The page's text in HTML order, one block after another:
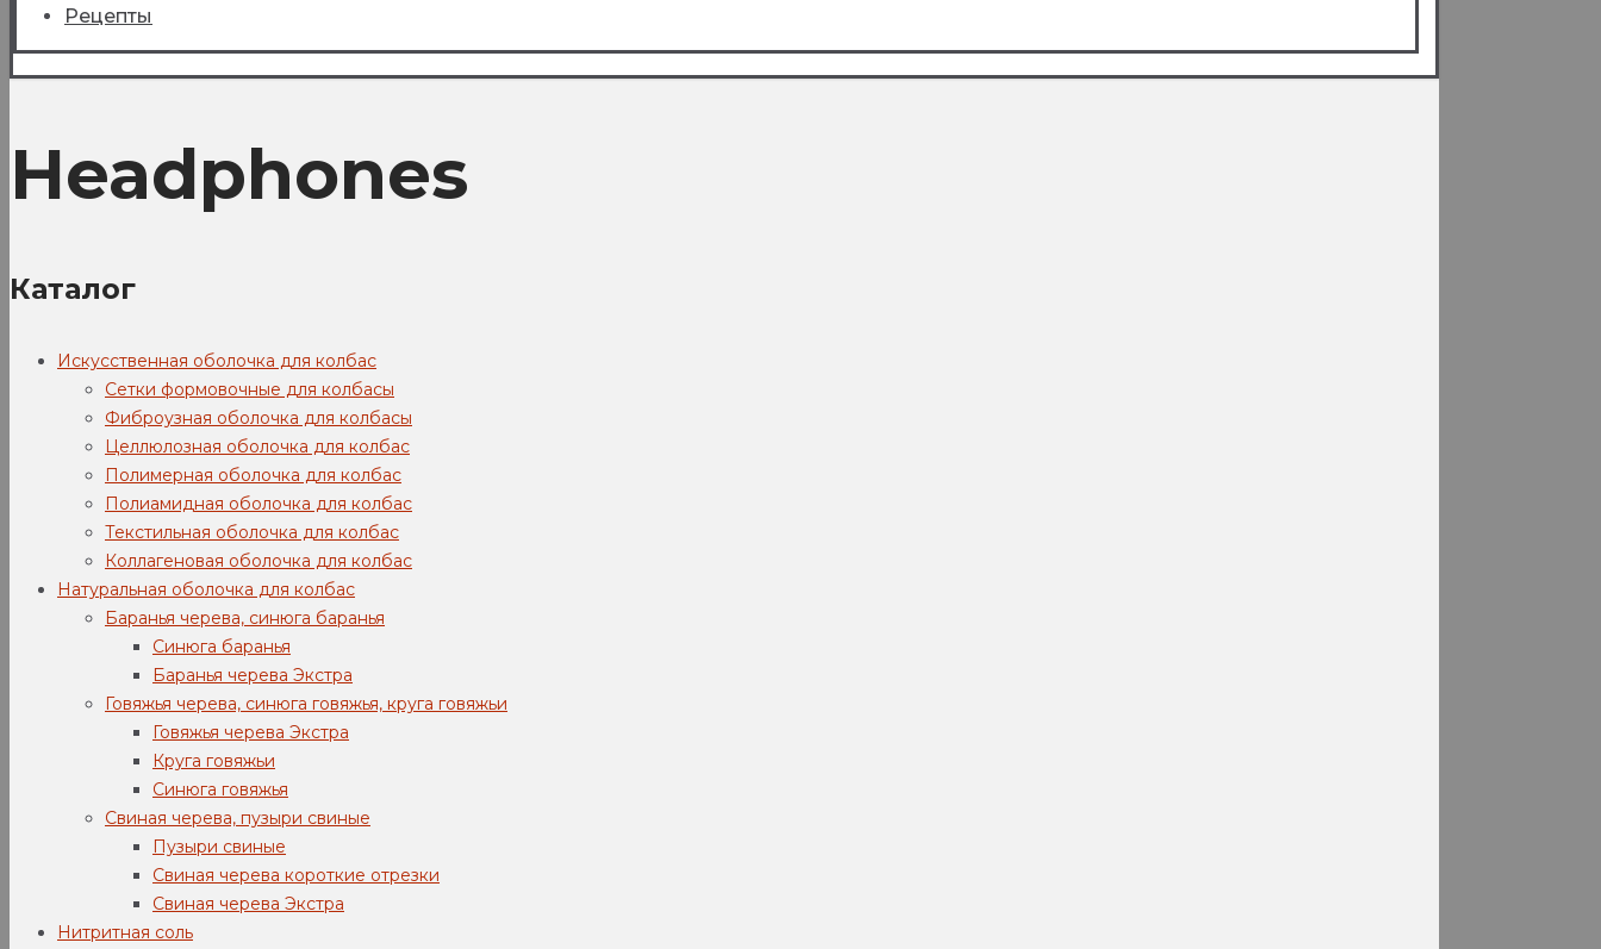
Рецепты
Headphones
Каталог
Искусственная оболочка для колбас
Сетки формовочные для колбасы
Фиброузная оболочка для колбасы
Целлюлозная оболочка для колбас
Полимерная оболочка для колбас
Полиамидная оболочка для колбас
Текстильная оболочка для колбас
Коллагеновая оболочка для колбас
Натуральная оболочка для колбас
Баранья черева, синюга баранья
Cинюга баранья
Баранья черева Экстра
Говяжья черева, синюга говяжья, круга говяжьи
Говяжья черева Экстра
Круга говяжьи
Синюга говяжья
Свиная черева, пузыри свиные
Пузыри свиные
Свиная черева короткие отрезки
Свиная черева Экстра
Нитритная соль